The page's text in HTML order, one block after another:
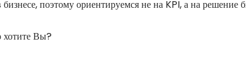
поэтому ориентируемся не на KPI, а на решение
хотите Вы?